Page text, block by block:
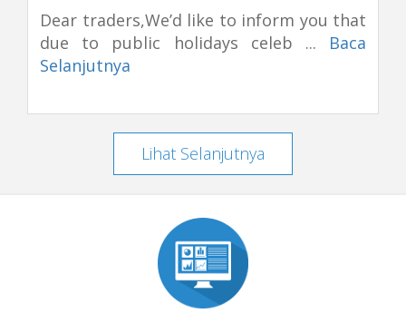
Dear traders,We’d like to inform you that
due to public holidays celeb ... Baca
Selanjutnya
Lihat Selanjutnya